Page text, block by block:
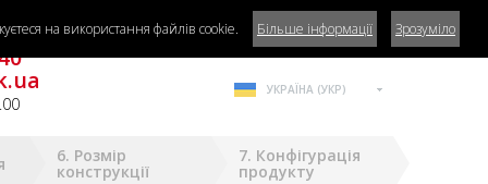
УКРАЇНА (УКР)
6. Розмір
конструкції
7. Конфігурація
продукту
на використання файлів cookie. Більше інформації Зрозуміло